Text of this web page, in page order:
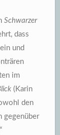
Schwarzer
dass
und
im
(Karin
den
gegenüber